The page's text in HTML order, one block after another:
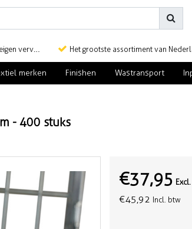
vervoer Het grootste assortiment van
merken Finishen Wastransport
- 400 stuks
€37,95
€45,92 Incl. btw